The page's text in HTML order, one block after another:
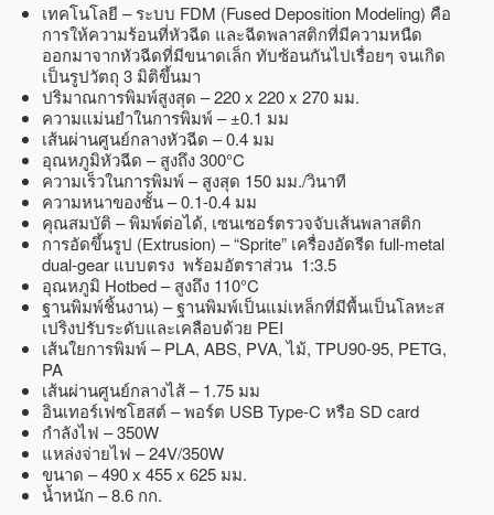
เทคโนโลยี – ระบบ FDM (Fused Deposition Modeling) คือ
การให้ความร้อนที่หัวฉีด และฉีดพลาสติกที่มีความหนืด
ออกมาจากหัวฉีดที่มีขนาดเล็ก ทับซ้อนกันไปเรื่อยๆ จนเกิด
เป็นรูปวัตถุ 3 มิติขึ้นมา
ปริมาณการพิมพ์สูงสุด – 220 x 220 x 270 มม.
ความแม่นยำในการพิมพ์ – ±0.1 มม
เส้นผ่านศูนย์กลางหัวฉีด – 0.4 มม
อุณหภูมิหัวฉีด – สูงถึง 300°C
ความเร็วในการพิมพ์ – สูงสุด 150 มม./วินาที
ความหนาของชั้น – 0.1-0.4 มม
คุณสมบัติ – พิมพ์ต่อได้, เซนเซอร์ตรวจจับเส้นพลาสติก
การอัดขึ้นรูป (Extrusion) – “Sprite” เครื่องอัดรีด full-metal
dual-gear แบบตรง พร้อมอัตราส่วน 1:3.5
อุณหภูมิ Hotbed – สูงถึง 110°C
ฐานพิมพ์ชิ้นงาน) – ฐานพิมพ์เป็นแม่เหล็กที่มีพื้นเป็นโลหะส
เปริงปรับระดับและเคลือบด้วย PEI
เส้นใยการพิมพ์ – PLA, ABS, PVA, ไม้, TPU90-95, PETG,
PA
เส้นผ่านศูนย์กลางไส้ – 1.75 มม
อินเทอร์เฟซโฮสต์ – พอร์ต USB Type-C หรือ SD card
กำลังไฟ – 350W
แหล่งจ่ายไฟ – 24V/350W
ขนาด – 490 x 455 x 625 มม.
น้ำหนัก – 8.6 กก.